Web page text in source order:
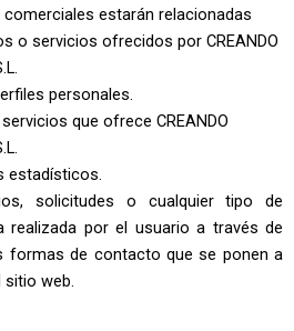
estarán relacionadas
o servicios ofrecidos por CREANDO
personales.
que ofrece CREANDO
estadísticos.
solicitudes o cualquier tipo de
realizada por el usuario a través de
formas de contacto que se ponen a
sitio web.